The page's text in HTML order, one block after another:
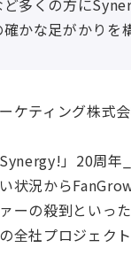
かな足がかりを
ケティング株式
」20周年
状況から
ーの殺到といっ
全社プロジェク